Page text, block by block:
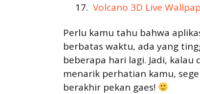
Volcano 3D Live
Perlu kamu tahu bahwa
berbatas waktu, ada yang
beberapa hari lagi. Jadi,
menarik perhatian kamu,
berakhir pekan gaes!